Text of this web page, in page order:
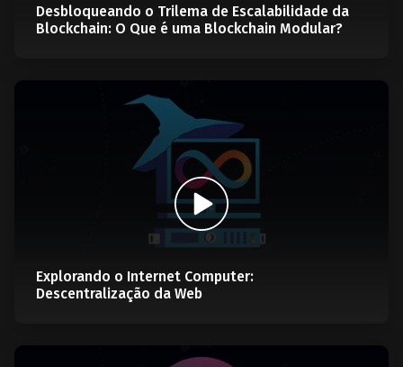
Desbloqueando o Trilema de Escalabilidade da
Blockchain: O Que é uma Blockchain Modular?
Explorando o Internet Computer:
Descentralização da Web